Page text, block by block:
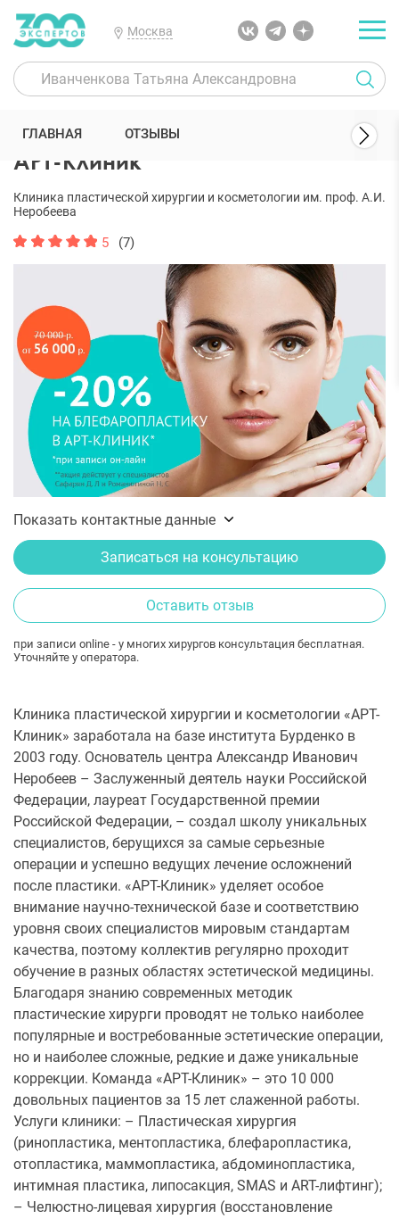
Москва
300 Экспертов Клиники
АРТ-Клиник
Клиника пластической хирургии и косметологии им. проф. А.И.
Неробеева
5 (7)
Показать контактные данные
Записаться на консультацию
Оставить отзыв
при записи online - у многих хирургов консультация бесплатная.
Уточняйте у оператора.
ГЛАВНАЯ ОТЗЫВЫ
Клиника пластической хирургии и косметологии «АРТ-
Клиник» заработала на базе института Бурденко в
2003 году. Основатель центра Александр Иванович
Неробеев – Заслуженный деятель науки Российской
Федерации, лауреат Государственной премии
Российской Федерации, – создал школу уникальных
специалистов, берущихся за самые серьезные
операции и успешно ведущих лечение осложнений
после пластики. «АРТ-Клиник» уделяет особое
внимание научно-технической базе и соответствию
уровня своих специалистов мировым стандартам
качества, поэтому коллектив регулярно проходит
обучение в разных областях эстетической медицины.
Благодаря знанию современных методик
пластические хирурги проводят не только наиболее
популярные и востребованные эстетические операции,
но и наиболее сложные, редкие и даже уникальные
коррекции. Команда «АРТ-Клиник» – это 10 000
довольных пациентов за 15 лет слаженной работы.
Услуги клиники: – Пластическая хирургия
(ринопластика, ментопластика, блефаропластика,
отопластика, маммопластика, абдоминопластика,
интимная пластика, липосакция, SMAS и ART-лифтинг);
– Челюстно-лицевая хирургия (восстановление